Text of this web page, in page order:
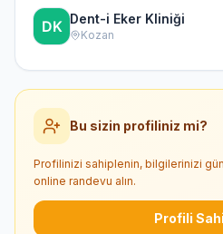
Dent-i Eker Kliniği
Kozan
Bu sizin profiliniz mi?
Profilinizi sahiplenin, bilgilerinizi
online randevu alın.
Profili